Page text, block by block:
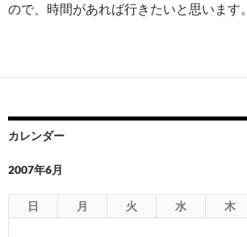
ので、時間があれば行きたいと思います。
カレンダー
2007年6月
日 月 火 水 木